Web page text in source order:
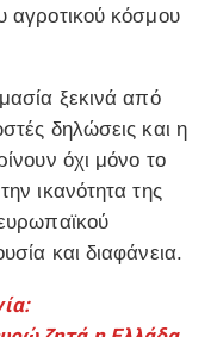
αγροτικού κόσμου
ξεκινά από
δηλώσεις και η
όχι μόνο το
ικανότητα της
και διαφάνεια.